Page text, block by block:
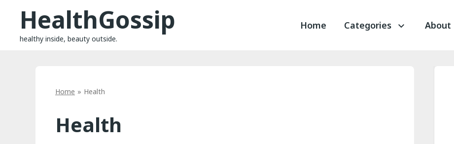
contentHealthGossip
healthy inside, beauty outside.
Home Categories About
Home Health
Health